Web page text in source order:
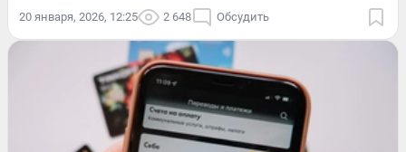
20 января, 2026, 12:25 2 648 Обсудить